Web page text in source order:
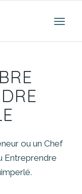
ou un Chef
Entreprendre